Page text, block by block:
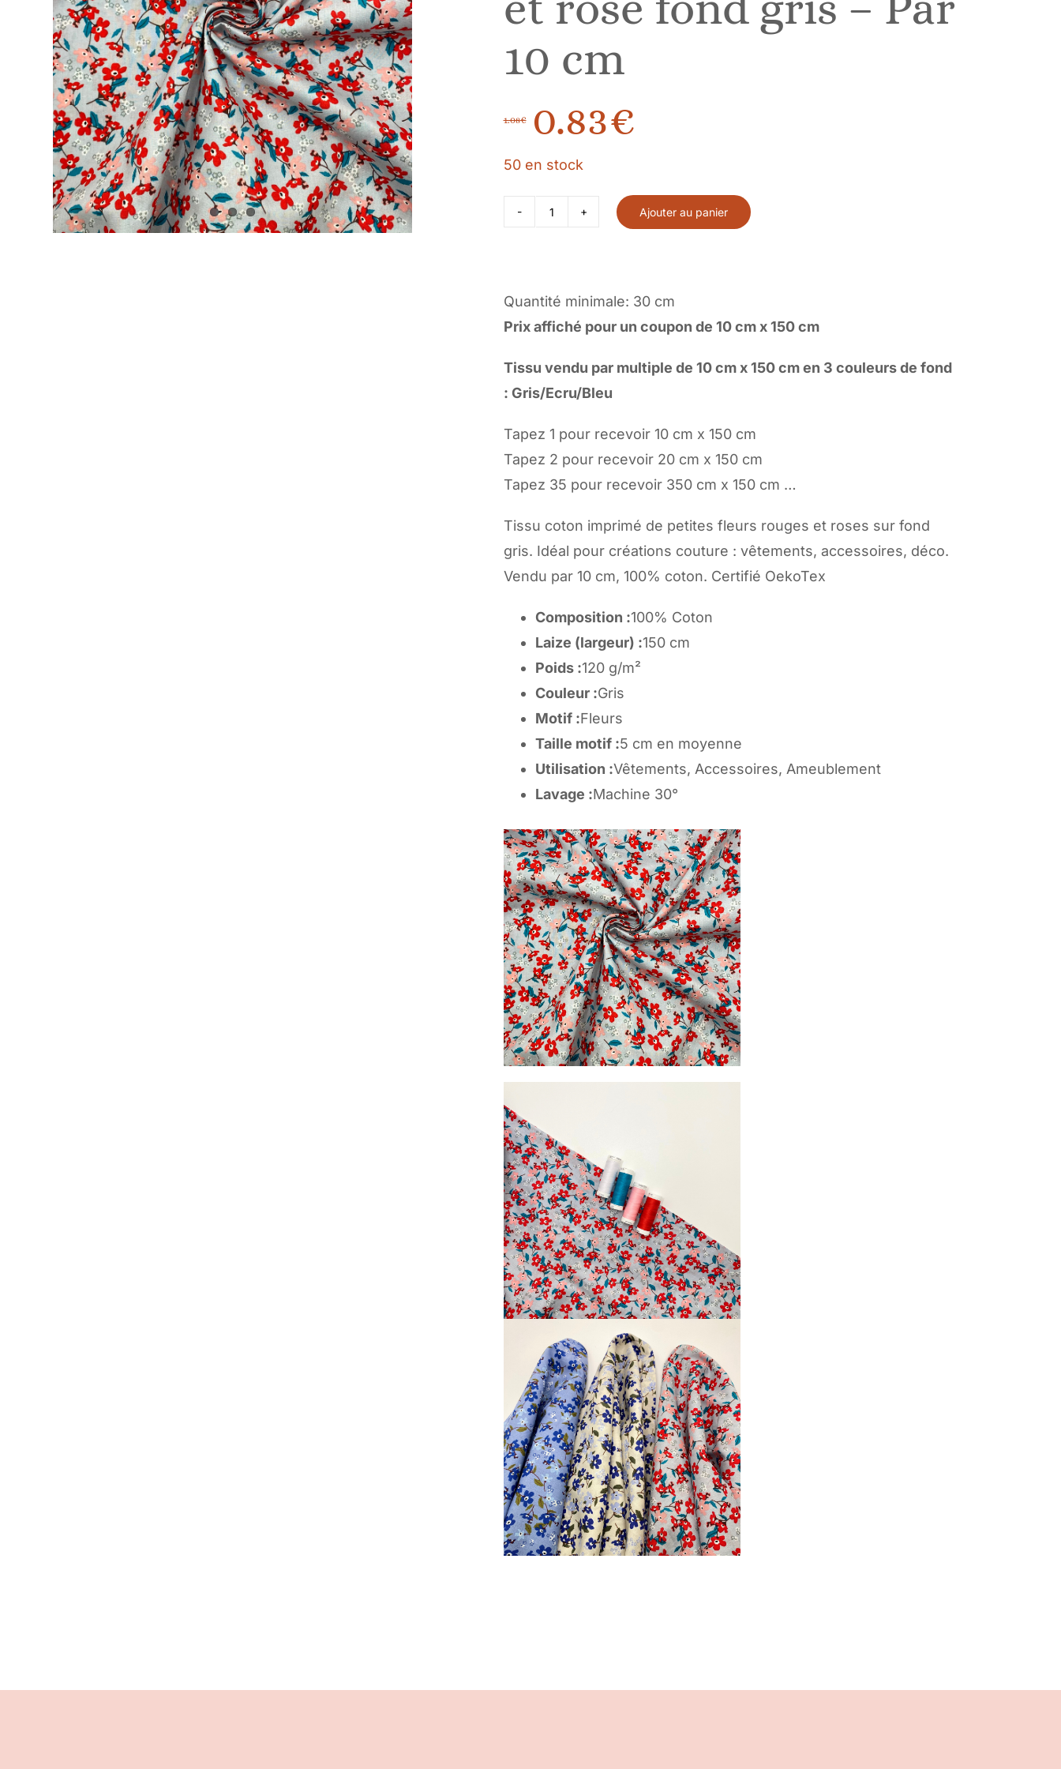
10 cm
1.08€Le
était :
1.08€.
0.83€
Le
est :
0.83€.
50 en stock
Coton
imprimé
fleuri
rouge
et
rose
fond
–
Par
10
Ajouter au panier
Quantité minimale: 30 cm
Prix affiché pour un coupon de 10 cm x 150 cm
Tissu vendu par multiple de 10 cm x 150 cm en 3 couleurs de fond
: Gris/Ecru/Bleu
Tapez 1 pour recevoir 10 cm x 150 cm
Tapez 2 pour recevoir 20 cm x 150 cm
Tapez 35 pour recevoir 350 cm x 150 cm …
Tissu coton imprimé de petites fleurs rouges et roses sur fond
gris. Idéal pour créations couture : vêtements, accessoires, déco.
Vendu par 10 cm, 100% coton. Certifié OekoTex
Composition :100% Coton
Laize (largeur) :150 cm
Poids :120 g/m²
Couleur :Gris
Motif :Fleurs
Taille motif :5 cm en moyenne
Utilisation :Vêtements, Accessoires, Ameublement
Lavage :Machine 30°